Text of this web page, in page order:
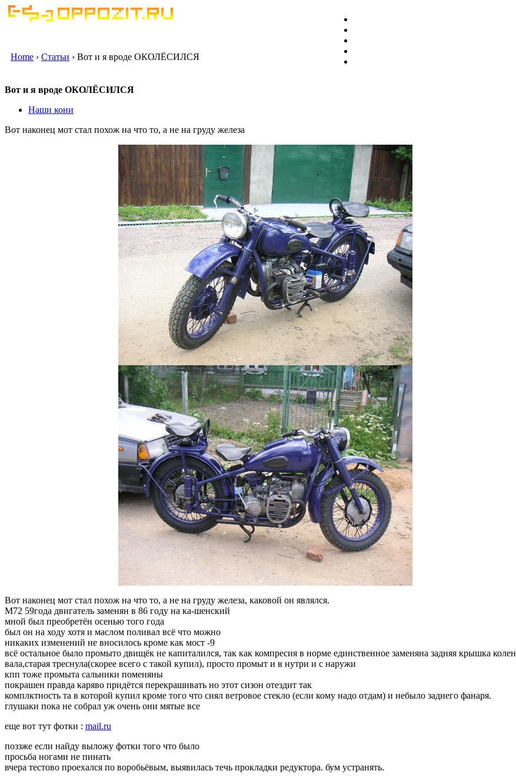
Home › Статьи › Вот и я вроде ОКОЛЁСИЛСЯ
Вот и я вроде ОКОЛЁСИЛСЯ
Наши кони
Вот наконец мот стал похож на что то, а не на груду железа
Вот наконец мот стал похож на что то, а не на груду железа, каковой он являлся.
М72 59года двигатель заменян в 86 году на ка-шенский
мной был преобретён осенью того года
был он на ходу хотя и маслом поливал всё что можно
никаких изменений не вносилось кроме как мост -9
всё остальное было промыто двищёк не капиталился, так как компресия в норме единственное заменяна задняя крышка колен
вала,старая треснула(скорее всего с такой купил), просто промыт и в нутри и с наружи
кпп тоже промыта сальники поменяны
покрашен правда каряво придётся перекрашивать но этот сизон отездит так
комплктность та в которой купил кроме того что снял ветровое стекло (если кому надо отдам) и небыло заднего фанаря.
глушаки пока не собрал уж очень они мятые все
еще вот тут фотки : mail.ru
поззже если найду выложу фотки того что было
просьба ногами не пинать
вчера тестово проехался по воробьёвым, выявилась течь прокладки редуктора. бум устранять.